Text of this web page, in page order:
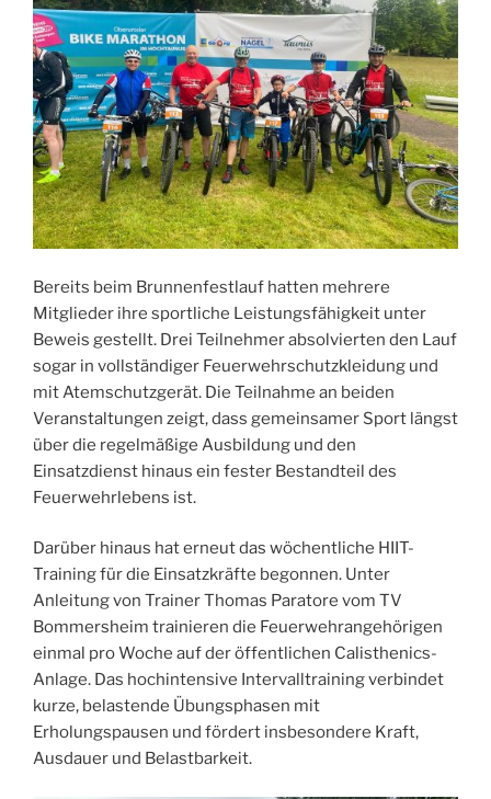
Bereits beim Brunnenfestlauf hatten mehrere
Mitglieder ihre sportliche Leistungsfähigkeit unter
Beweis gestellt. Drei Teilnehmer absolvierten den Lauf
sogar in vollständiger Feuerwehrschutzkleidung und
mit Atemschutzgerät. Die Teilnahme an beiden
Veranstaltungen zeigt, dass gemeinsamer Sport längst
über die regelmäßige Ausbildung und den
Einsatzdienst hinaus ein fester Bestandteil des
Feuerwehrlebens ist.
Darüber hinaus hat erneut das wöchentliche HIIT-
Training für die Einsatzkräfte begonnen. Unter
Anleitung von Trainer Thomas Paratore vom TV
Bommersheim trainieren die Feuerwehrangehörigen
einmal pro Woche auf der öffentlichen Calisthenics-
Anlage. Das hochintensive Intervalltraining verbindet
kurze, belastende Übungsphasen mit
Erholungspausen und fördert insbesondere Kraft,
Ausdauer und Belastbarkeit.